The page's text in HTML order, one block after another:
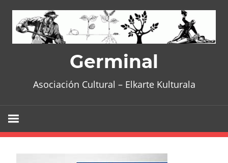
content
Germinal
Asociación Cultural – Elkarte Kulturala